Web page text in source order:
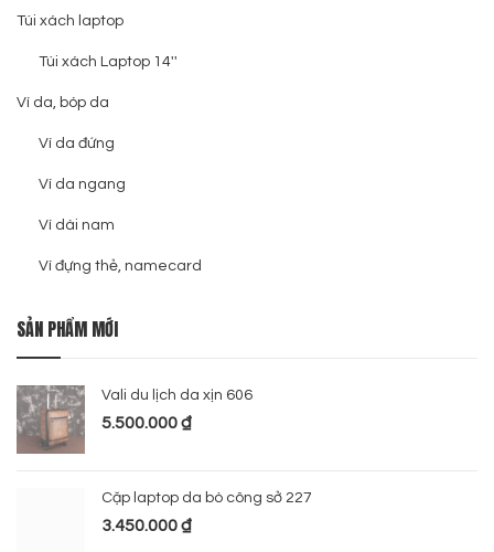
Túi xách laptop
Túi xách Laptop 14''
Ví da, bóp da
Ví da đứng
Ví da ngang
Ví dài nam
Ví đựng thẻ, namecard
SẢN PHẨM MỚI
Vali du lịch da xịn 606
5.500.000₫
Cặp laptop da bò công sở 227
3.450.000₫